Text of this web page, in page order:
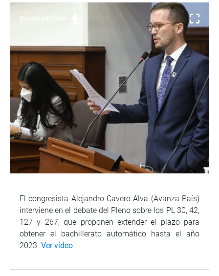
Descargar foto
El congresista Alejandro Cavero Alva (Avanza País)
interviene en el debate del Pleno sobre los PL 30, 42,
127 y 267, que proponen extender el plazo para
obtener el bachillerato automático hasta el año
2023. Ver vídeo